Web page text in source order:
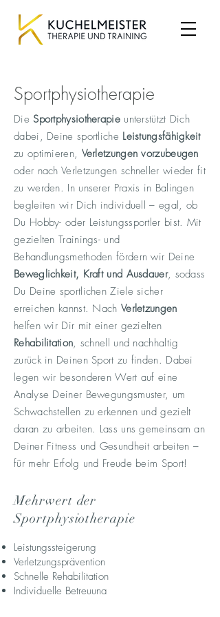
Sportphysiotherapie
DieSportphysiotherapie unterstützt Dich
dabei, Deine sportliche Leistungsfähigkeit
zu optimieren, Verletzungen vorzubeugen
oder nach Verletzungen schneller wieder fit
zu werden. In unserer Praxis in Balingen
begleiten wir Dich individuell – egal, ob
Du Hobby- oder Leistungssportler bist. Mit
gezielten Trainings- und
Behandlungsmethoden fördern wir Deine
Beweglichkeit, Kraft und Ausdauer, sodass
Du Deine sportlichen Ziele sicher
erreichen kannst. Nach Verletzungen
helfen wir Dir mit einer gezielten
Rehabilitation, schnell und nachhaltig
zurück in Deinen Sport zu finden. Dabei
legen wir besonderen Wert auf eine
Analyse Deiner Bewegungsmuster, um
Schwachstellen zu erkennen und gezielt
daran zu arbeiten. Lass uns gemeinsam an
Deiner Fitness und Gesundheit arbeiten –
für mehr Erfolg und Freude beim Sport!
Mehrwert der
Sportphysiotherapie
Leistungssteigerung
Verletzungsprävention
Schnelle Rehabilitation
Individuelle Betreuung